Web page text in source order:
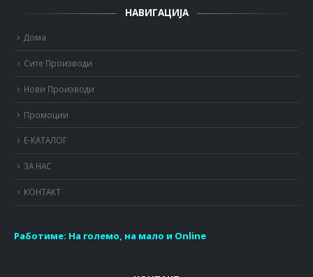
НАВИГАЦИЈА
Дома
Сите Производи
Нови Производи
Промоции
Е-КАТАЛОГ
ЗА НАС
КОНТАКТ
Работиме: На големо, на мало и Online